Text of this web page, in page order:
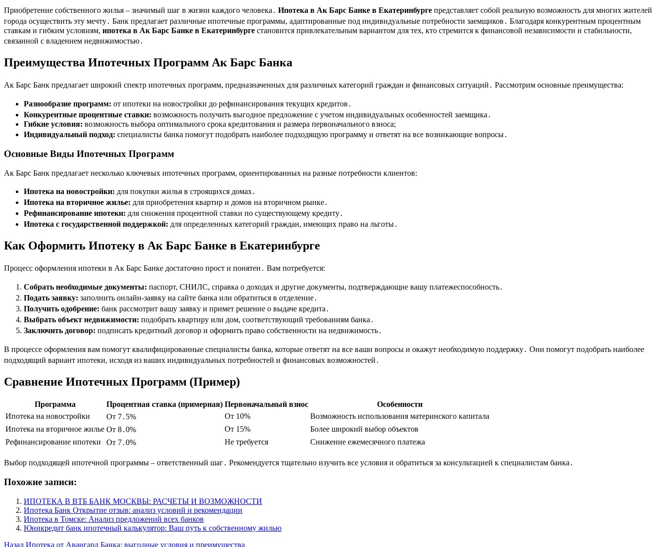
Приобретение собственного жилья – значимый шаг в жизни каждого человека․ Ипотека в Ак Барс Банке в Екатеринбурге представляет собой реальную возможность для многих жителей
города осуществить эту мечту․ Банк предлагает различные ипотечные программы, адаптированные под индивидуальные потребности заемщиков․ Благодаря конкурентным процентным
ставкам и гибким условиям, ипотека в Ак Барс Банке в Екатеринбурге становится привлекательным вариантом для тех, кто стремится к финансовой независимости и стабильности,
связанной с владением недвижимостью․
Преимущества Ипотечных Программ Ак Барс Банка
Ак Барс Банк предлагает широкий спектр ипотечных программ, предназначенных для различных категорий граждан и финансовых ситуаций․ Рассмотрим основные преимущества:
Разнообразие программ: от ипотеки на новостройки до рефинансирования текущих кредитов․
Конкурентные процентные ставки: возможность получить выгодное предложение с учетом индивидуальных особенностей заемщика․
Гибкие условия: возможность выбора оптимального срока кредитования и размера первоначального взноса;
Индивидуальный подход: специалисты банка помогут подобрать наиболее подходящую программу и ответят на все возникающие вопросы․
Основные Виды Ипотечных Программ
Ак Барс Банк предлагает несколько ключевых ипотечных программ, ориентированных на разные потребности клиентов:
Ипотека на новостройки: для покупки жилья в строящихся домах․
Ипотека на вторичное жилье: для приобретения квартир и домов на вторичном рынке․
Рефинансирование ипотеки: для снижения процентной ставки по существующему кредиту․
Ипотека с государственной поддержкой: для определенных категорий граждан, имеющих право на льготы․
Как Оформить Ипотеку в Ак Барс Банке в Екатеринбурге
Процесс оформления ипотеки в Ак Барс Банке достаточно прост и понятен․ Вам потребуется:
Собрать необходимые документы: паспорт, СНИЛС, справка о доходах и другие документы, подтверждающие вашу платежеспособность․
Подать заявку: заполнить онлайн-заявку на сайте банка или обратиться в отделение․
Получить одобрение: банк рассмотрит вашу заявку и примет решение о выдаче кредита․
Выбрать объект недвижимости: подобрать квартиру или дом, соответствующий требованиям банка․
Заключить договор: подписать кредитный договор и оформить право собственности на недвижимость․
В процессе оформления вам помогут квалифицированные специалисты банка, которые ответят на все ваши вопросы и окажут необходимую поддержку․ Они помогут подобрать наиболее
подходящий вариант ипотеки, исходя из ваших индивидуальных потребностей и финансовых возможностей․
Сравнение Ипотечных Программ (Пример)
Программа Процентная ставка (примерная) Первоначальный взнос
Особенности
Ипотека на новостройки
От 7․5% От 10%
Возможность использования материнского капитала
Ипотека на вторичное жилье От 8․0% От 15%
Более широкий выбор объектов
Рефинансирование ипотеки
От 7․0% Не требуется Снижение ежемесячного платежа
Выбор подходящей ипотечной программы – ответственный шаг․ Рекомендуется тщательно изучить все условия и обратиться за консультацией к специалистам банка․
Похожие записи:
ИПОТЕКА В ВТБ БАНК МОСКВЫ: РАСЧЕТЫ И ВОЗМОЖНОСТИ
Ипотека Банк Открытие отзыв: анализ условий и рекомендации
Ипотека в Томске: Анализ предложений всех банков
Юникредит банк ипотечный калькулятор: Ваш путь к собственному жилью
Назад Ипотека от Авангард Банка: выгодные условия и преимущества